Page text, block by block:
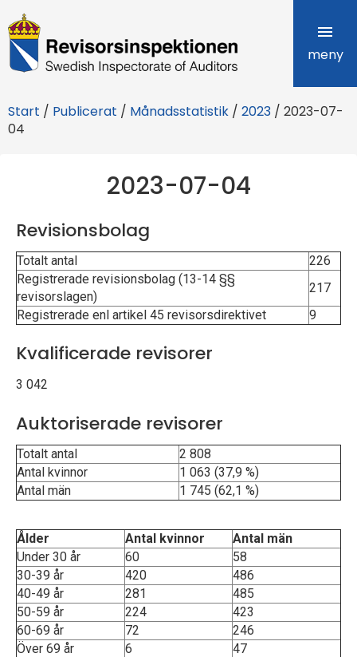
R
e
i
s
n
s
p
e
k
o
n
e
n
meny
Start / Publicerat / Månadsstatistik / 2023 / 2023-07-
04
2023-07-04
Revisionsbolag
Totalt antal
226
Registrerade revisionsbolag (13-14 §§
revisorslagen)
217
Registrerade enl artikel 45 revisorsdirektivet
9
Kvalificerade revisorer
3 042
Auktoriserade revisorer
Totalt antal
2 808
Antal kvinnor
1 063 (37,9 %)
Antal män
1 745 (62,1 %)
Ålder Antal kvinnor
Antal män
Under 30 år
60
58
30-39 år
420
486
40-49 år
281
485
50-59 år
224
423
60-69 år
72
246
Över 69 år
6 47